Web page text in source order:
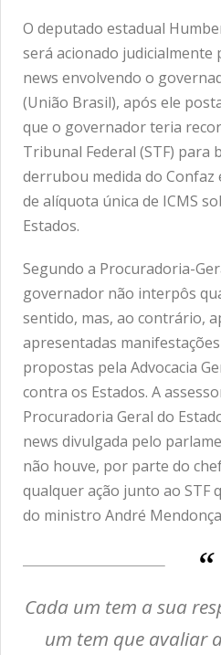
O deputado estadual
será acionado judicialmente
news envolvendo o
(União Brasil), após ele
que o governador teria
Tribunal Federal (STF) para
derrubou medida do Confaz
de alíquota única de ICMS
Estados.
Segundo a Procuradoria-
governador não interpôs
sentido, mas, ao contrário,
apresentadas
propostas pela Advocacia
contra os Estados. A
Procuradoria Geral do
news divulgada pelo
não houve, por parte do
qualquer ação junto ao STF
do ministro André
Cada um tem a sua
um tem que avaliar